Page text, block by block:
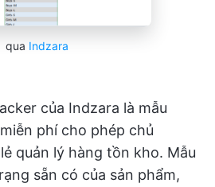
qua Indzara
của Indzara là mẫu
phí cho phép chủ
quản lý hàng tồn kho. Mẫu
sẵn có của sản phẩm,